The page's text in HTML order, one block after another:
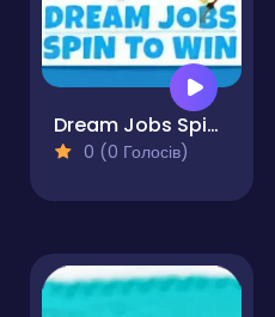
Dream Jobs Spin to Win
0 (0 Голосів)